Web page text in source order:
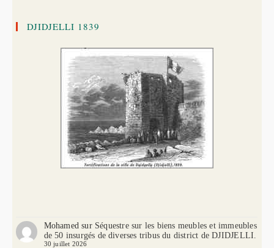
DJIDJELLI 1839
Mohamedsur Séquestre sur les biens meubles et immeubles
de 50 insurgés de diverses tribus du district de DJIDJELLI.
30 juillet 2026